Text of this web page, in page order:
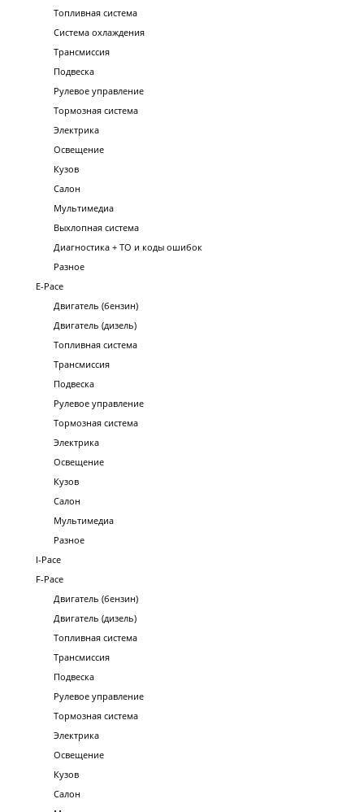
Топливная система
Система охлаждения
Трансмиссия
Подвеска
Рулевое управление
Тормозная система
Электрика
Освещение
Кузов
Салон
Мультимедиа
Выхлопная система
Диагностика + ТО и коды ошибок
Разное
E-Pace
Двигатель (бензин)
Двигатель (дизель)
Топливная система
Трансмиссия
Подвеска
Рулевое управление
Тормозная система
Электрика
Освещение
Кузов
Салон
Мультимедиа
Разное
I-Pace
F-Pace
Двигатель (бензин)
Двигатель (дизель)
Топливная система
Трансмиссия
Подвеска
Рулевое управление
Тормозная система
Электрика
Освещение
Кузов
Салон